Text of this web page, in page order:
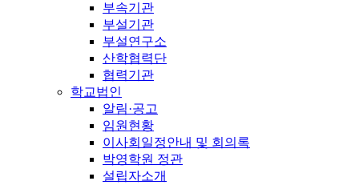
부속기관
부설기관
부설연구소
산학협력단
협력기관
학교법인
알림·공고
임원현황
이사회일정안내 및 회의록
박영학원 정관
설립자소개